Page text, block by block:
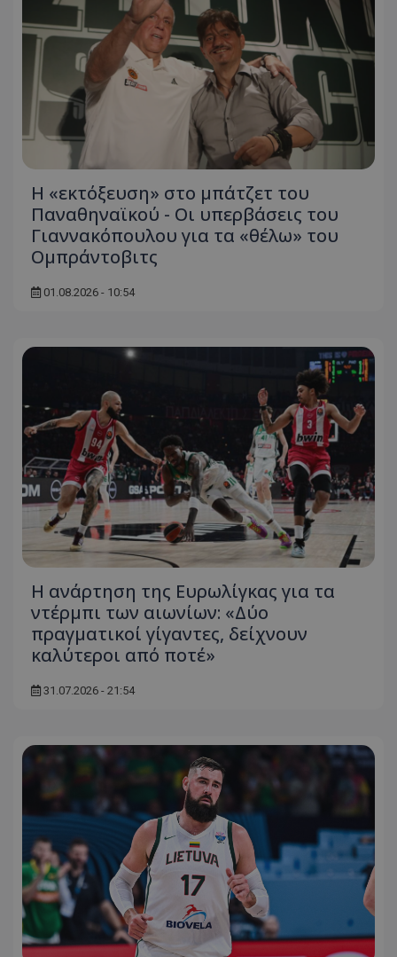
Η «εκτόξευση» στο μπάτζετ του
Παναθηναϊκού - Οι υπερβάσεις του
Γιαννακόπουλου για τα «θέλω» του
Ομπράντοβιτς
01.08.2026 - 10:54
Η ανάρτηση της Ευρωλίγκας για τα
ντέρμπι των αιωνίων: «Δύο
πραγματικοί γίγαντες, δείχνουν
καλύτεροι από ποτέ»
31.07.2026 - 21:54